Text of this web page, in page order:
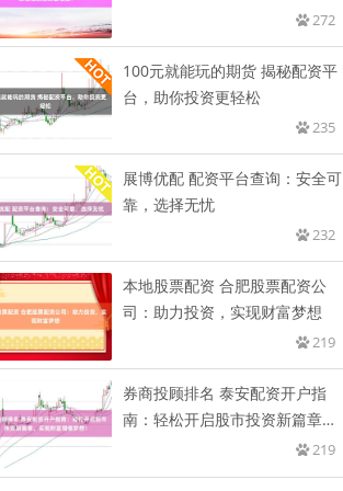
272
100元就能玩的期货 揭秘配资平
台，助你投资更轻松
235
展博优配 配资平台查询：安全可
靠，选择无忧
232
本地股票配资 合肥股票配资公
司：助力投资，实现财富梦想
219
券商投顾排名 泰安配资开户指
南：轻松开启股市投资新篇章，
219